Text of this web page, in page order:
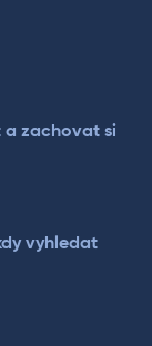
a zachovat si
vyhledat